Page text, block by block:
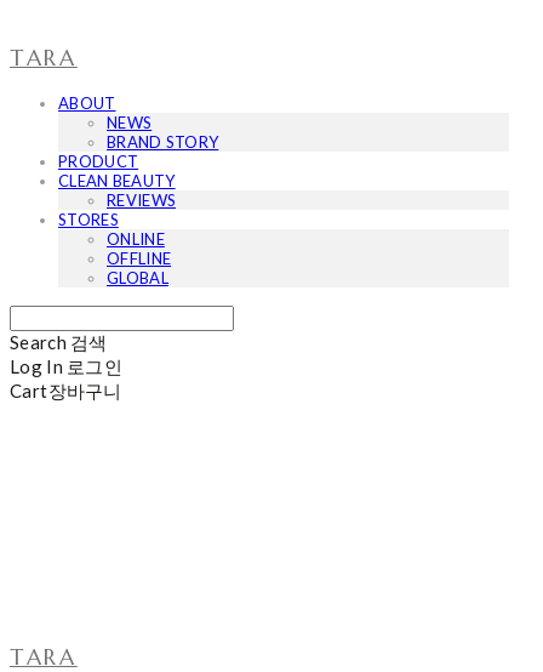
TARA
ABOUT
NEWS
BRAND STORY
PRODUCT
CLEAN BEAUTY
REVIEWS
STORES
ONLINE
OFFLINE
GLOBAL
Search 검색
Log In 로그인
Cart장바구니
TARA